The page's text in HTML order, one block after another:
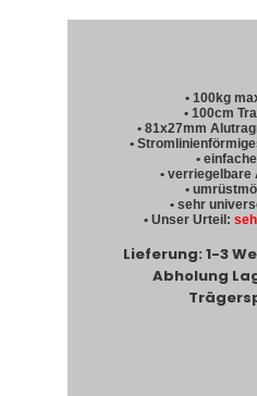
• 100kg
• 100cm
• 81x27mm
•
•
•
•
• sehr
• Unser Urteil:
Lieferung: 1-3
Abholung